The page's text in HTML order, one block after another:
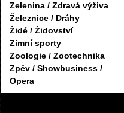
Zelenina / Zdravá výživa
Železnice / Dráhy
Židé / Židovství
Zimní sporty
Zoologie / Zootechnika
Zpěv / Showbusiness /
Opera